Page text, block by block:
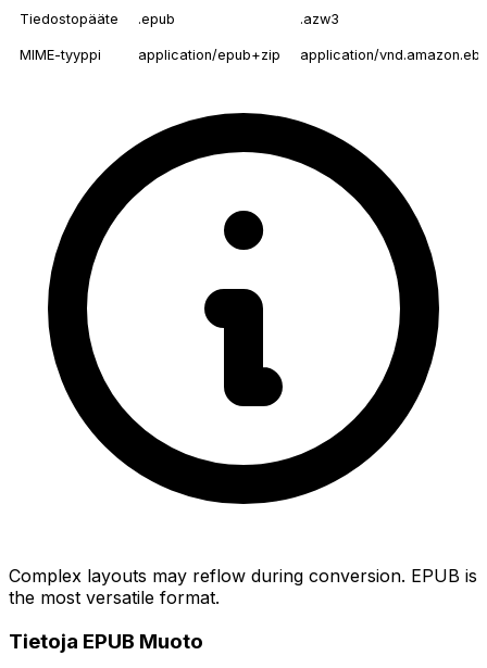
Tiedostopääte .epub .azw3
MIME-tyyppi application/epub+zip application/
Complex layouts may reflow during conversion. EPUB is
the most versatile format.
Tietoja EPUB Muoto